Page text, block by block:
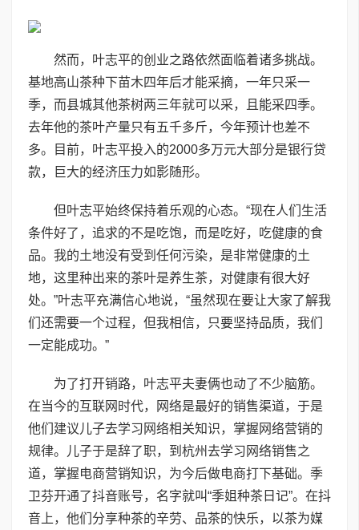
然而，叶志平的创业之路依然面临着诸多挑战。
基地高山茶种下苗木四年后才能采摘，一年只采一
季，而县城其他茶树两三年就可以采，且能采四季。
去年他的茶叶产量只有五千多斤，今年预计也差不
多。目前，叶志平投入的2000多万元大部分是银行贷
款，巨大的经济压力如影随形。
但叶志平始终保持着乐观的心态。“现在人们生活
条件好了，追求的不是吃饱，而是吃好，吃健康的食
品。我的土地没有受到任何污染，是非常健康的土
地，这里种出来的茶叶是养生茶，对健康有很大好
处。”叶志平充满信心地说，“虽然现在要让大家了解我
们还需要一个过程，但我相信，只要坚持品质，我们
一定能成功。”
为了打开销路，叶志平夫妻俩也动了不少脑筋。
在当今的互联网时代，网络是最好的销售渠道，于是
他们建议儿子去学习网络相关知识，掌握网络营销的
规律。儿子于是辞了职，到杭州去学习网络销售之
道，掌握电商营销知识，为今后做电商打下基础。季
卫芬开通了抖音账号，名字就叫“季姐种茶日记”。在抖
音上，他们分享种茶的辛劳、品茶的快乐，以茶为媒